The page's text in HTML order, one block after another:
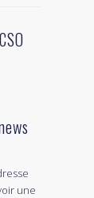
une